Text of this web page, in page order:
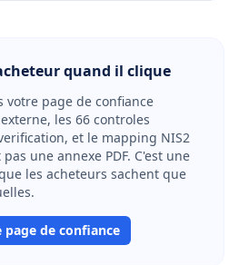
quand il clique
votre page de confiance
les 66 controles
et le mapping NIS2
une annexe PDF. C'est une
les acheteurs sachent que
de confiance